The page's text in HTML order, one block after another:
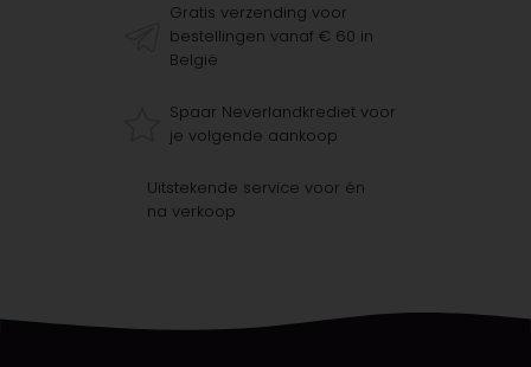
Gratis verzending voor
bestellingen vanaf € 60 in
België
Spaar Neverlandkrediet voor
je volgende aankoop
Uitstekende service voor én
na verkoop